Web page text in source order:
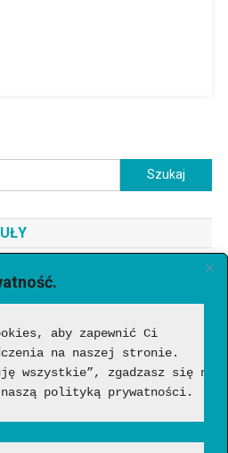
aby zapewnić Ci
na naszej stronie.
wszystkie”, zgadzasz się
polityką prywatności.
Szukaj:
Ranking najlepszych modeli
wygenerowała AI?
takiego, jak działa i czy warto?
wrażenia
AI? Profesje, w których człowiek